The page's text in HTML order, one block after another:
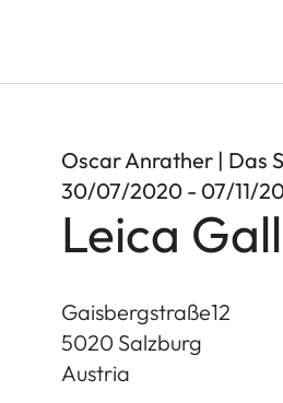
Oscar Anrather | Das
30/07/2020 - 07/11/
Leica
Gaisbergstraße12
5020 Salzburg
Austria